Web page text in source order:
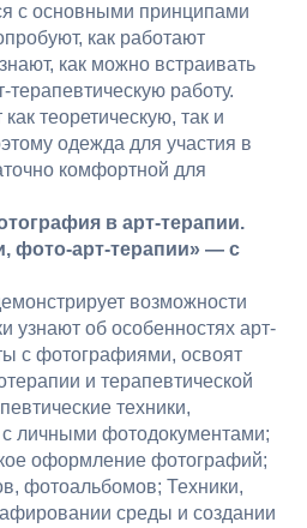
с основными принципами
как работают
как можно встраивать
работу.
теоретическую, так и
одежда для участия в
комфортной для
в арт-терапии.
фото-арт-терапии» — с
возможности
узнают об особенностях арт-
с фотографиями, освоят
и терапевтической
техники,
личными фотодокументами;
оформление фотографий;
фотоальбомов; Техники,
среды и создании